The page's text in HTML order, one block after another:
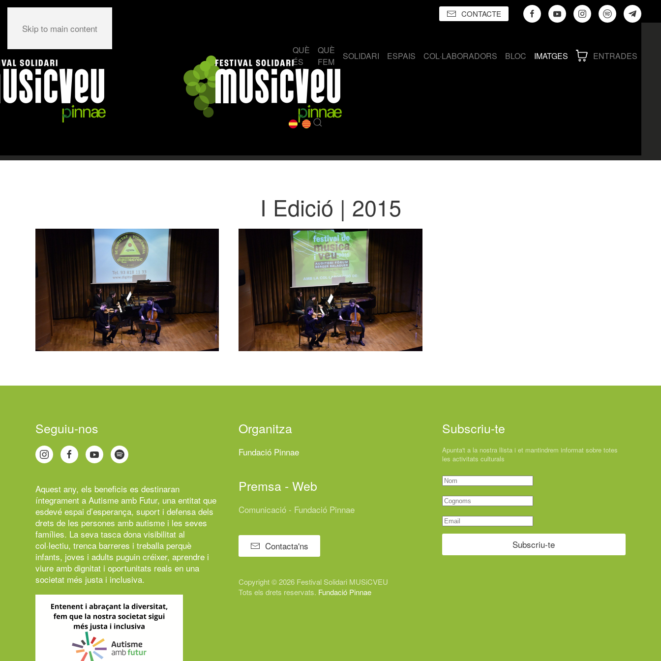
Skip to main content
CONTACTE
QUÈ
ÉS
QUÈ
FEM
SOLIDARI ESPAIS COL·LABORADORS BLOC IMATGES ENTRADES
I Edició | 2015
Seguiu-nos
Aquest any, els beneficis es destinaran
íntegrament a Autisme amb Futur, una entitat que
esdevé espai d’esperança, suport i defensa dels
drets de les persones amb autisme i les seves
famílies. La seva tasca dona visibilitat al
col·lectiu, trenca barreres i treballa perquè
infants, joves i adults puguin créixer, aprendre i
viure amb dignitat i oportunitats reals en una
societat més justa i inclusiva.
Organitza
Fundació Pinnae
Premsa - Web
Comunicació - Fundació Pinnae
Contacta'ns
Copyright © 2026 Festival Solidari MUSiCVEU
Tots els drets reservats. Fundació Pinnae
Subscriu-te
Apunta't a la nostra llista i et mantindrem informat sobre totes
les activitats culturals
Subscriu-te